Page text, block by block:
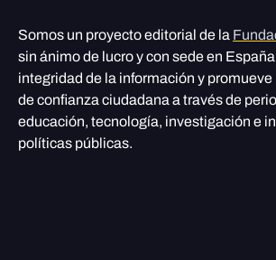
Somos un proyecto editorial de la
sin ánimo de lucro y con sede en
integridad de la información y
de confianza ciudadana a través de
educación, tecnología, investigación e
políticas públicas.